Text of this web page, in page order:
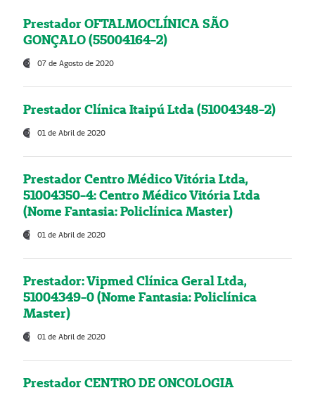
Prestador OFTALMOCLÍNICA SÃO
GONÇALO (55004164-2)
07 de Agosto de 2020
Prestador Clínica Itaipú Ltda (51004348-2)
01 de Abril de 2020
Prestador Centro Médico Vitória Ltda,
51004350-4: Centro Médico Vitória Ltda
(Nome Fantasia: Policlínica Master)
01 de Abril de 2020
Prestador: Vipmed Clínica Geral Ltda,
51004349-0 (Nome Fantasia: Policlínica
Master)
01 de Abril de 2020
Prestador CENTRO DE ONCOLOGIA